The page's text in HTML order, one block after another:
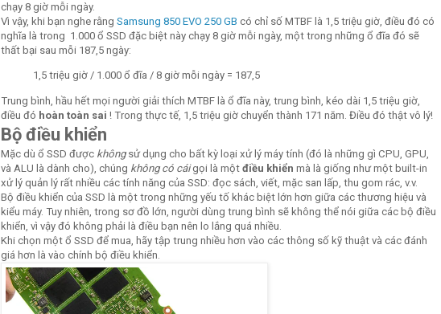
chạy 8 giờ mỗi ngày.
Vì vậy, khi bạn nghe rằng Samsung 850 EVO 250 GB có chỉ số MTBF là 1,5 triệu giờ, điều đó có
nghĩa là trong 1.000 ổ SSD đặc biệt này chạy 8 giờ mỗi ngày, một trong những ổ đĩa đó sẽ
thất bại sau mỗi 187,5 ngày:
1,5 triệu giờ / 1.000 ổ đĩa / 8 giờ mỗi ngày = 187,5
Trung bình, hầu hết mọi người giải thích MTBF là ổ đĩa này, trung bình, kéo dài 1,5 triệu giờ,
điều đó hoàn toàn sai ! Trong thực tế, 1,5 triệu giờ chuyển thành 171 năm. Điều đó thật vô lý!
Bộ điều khiển
Mặc dù ổ SSD được khôngsử dụng cho bất kỳ loại xử lý máy tính (đó là những gì CPU, GPU,
và ALU là dành cho), chúng không có cáigọi là một điều khiển mà là giống như một built-in
xử lý quản lý rất nhiều các tính năng của SSD: đọc sách, viết, mặc san lấp, thu gom rác, v.v.
Bộ điều khiển của SSD là một trong những yếu tố khác biệt lớn hơn giữa các thương hiệu và
kiểu máy. Tuy nhiên, trong sơ đồ lớn, người dùng trung bình sẽ không thể nói giữa các bộ điều
khiển, vì vậy đó không phải là điều bạn nên lo lắng quá nhiều.
Khi chọn một ổ SSD để mua, hãy tập trung nhiều hơn vào các thông số kỹ thuật và các đánh
giá hơn là vào chính bộ điều khiển.